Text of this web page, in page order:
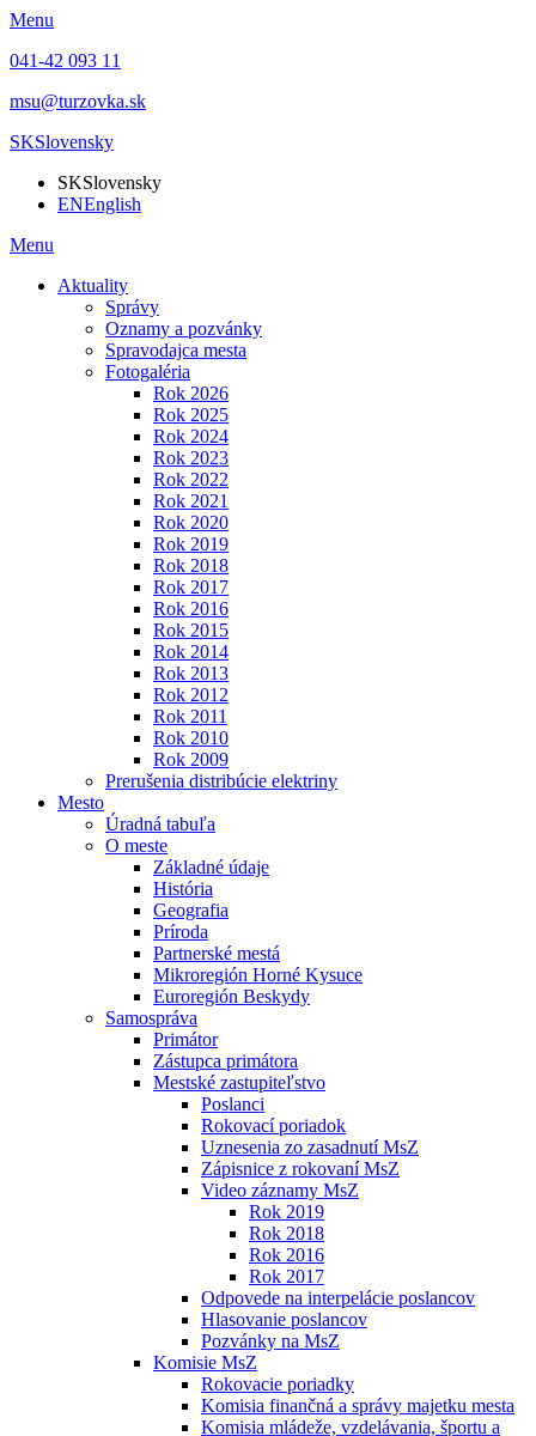
Menu
041-42 093 11
msu@turzovka.sk
SKSlovensky
SKSlovensky
ENEnglish
Menu
Aktuality
Správy
Oznamy a pozvánky
Spravodajca mesta
Fotogaléria
Rok 2026
Rok 2025
Rok 2024
Rok 2023
Rok 2022
Rok 2021
Rok 2020
Rok 2019
Rok 2018
Rok 2017
Rok 2016
Rok 2015
Rok 2014
Rok 2013
Rok 2012
Rok 2011
Rok 2010
Rok 2009
Prerušenia distribúcie elektriny
Mesto
Úradná tabuľa
O meste
Základné údaje
História
Geografia
Príroda
Partnerské mestá
Mikroregión Horné Kysuce
Euroregión Beskydy
Samospráva
Primátor
Zástupca primátora
Mestské zastupiteľstvo
Poslanci
Rokovací poriadok
Uznesenia zo zasadnutí MsZ
Zápisnice z rokovaní MsZ
Video záznamy MsZ
Rok 2019
Rok 2018
Rok 2016
Rok 2017
Odpovede na interpelácie poslancov
Hlasovanie poslancov
Pozvánky na MsZ
Komisie MsZ
Rokovacie poriadky
Komisia finančná a správy majetku mesta
Komisia mládeže, vzdelávania, športu a